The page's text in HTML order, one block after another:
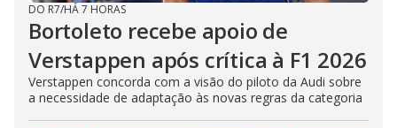
DO R7/HÁ 7 HORAS
Bortoleto recebe apoio de
Verstappen após crítica à F1 2026
Verstappen concorda com a visão do piloto da Audi sobre
a necessidade de adaptação às novas regras da categoria